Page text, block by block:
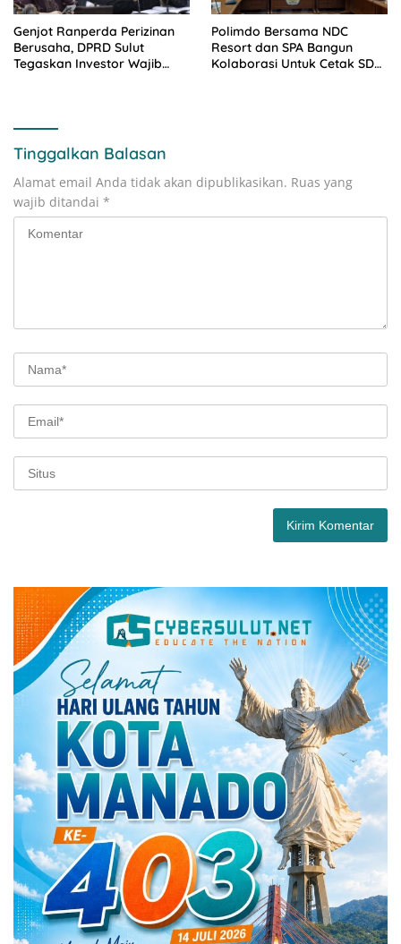
Genjot Ranperda Perizinan
Berusaha, DPRD Sulut
Tegaskan Investor Wajib
Polimdo Bersama NDC
Resort dan SPA Bangun
Kolaborasi Untuk Cetak SDM
Tinggalkan Balasan
Alamat email Anda tidak akan dipublikasikan. Ruas yang
wajib ditandai *